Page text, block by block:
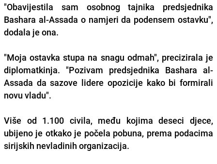
"Obavijestila sam osobnog tajnika predsjednika
Bashara al-Assada o namjeri da podensem ostavku",
dodala je ona.
"Moja ostavka stupa na snagu odmah", precizirala je
diplomatkinja. "Pozivam predsjednika Bashara al-
Assada da sazove lidere opozicije kako bi formirali
novu vladu".
Više od 1.100 civila, među kojima deseci djece,
ubijeno je otkako je počela pobuna, prema podacima
sirijskih nevladinih organizacija.